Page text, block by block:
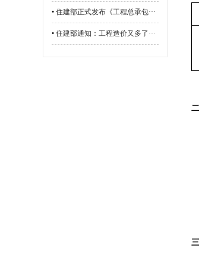
• 住建部正式发布《工程总承包···
• 住建部通知：工程造价又多了···